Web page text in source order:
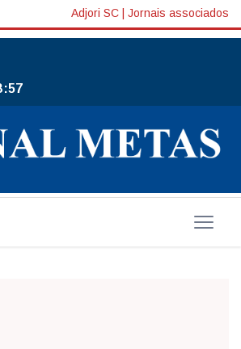
Adjori SC Jornais associados